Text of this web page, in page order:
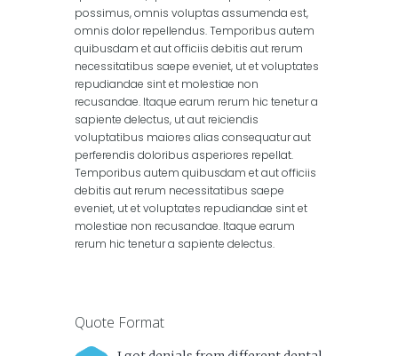
possimus, omnis voluptas assumenda est,
omnis dolor repellendus. Temporibus autem
quibusdam et aut officiis debitis aut rerum
necessitatibus saepe eveniet, ut et voluptates
repudiandae sint et molestiae non
recusandae. Itaque earum rerum hic tenetur a
sapiente delectus, ut aut reiciendis
voluptatibus maiores alias consequatur aut
perferendis doloribus asperiores repellat.
Temporibus autem quibusdam et aut officiis
debitis aut rerum necessitatibus saepe
eveniet, ut et voluptates repudiandae sint et
molestiae non recusandae. Itaque earum
rerum hic tenetur a sapiente delectus.
Quote Format